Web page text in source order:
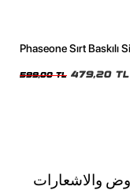
Phaseone Sırt Baskılı
599,00 TL 479,20 TL
والاشعارات